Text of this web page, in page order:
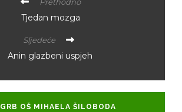
Tjedan mozga
Sljedeće
Anin glazbeni uspjeh
GRB OŠ MIHAELA ŠILOBODA